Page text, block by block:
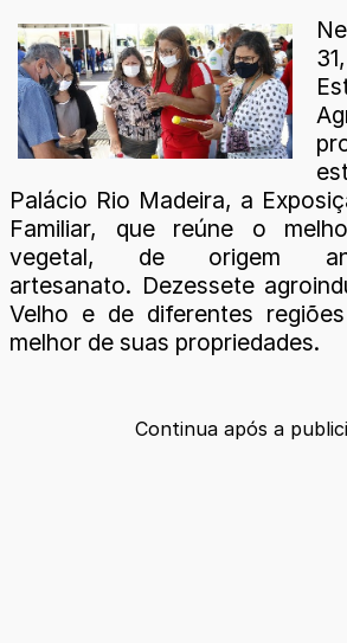
Palácio Rio Madeira, a
Familiar, que reúne o
vegetal, de origem
artesanato. Dezessete
Velho e de diferentes
melhor de suas propriedades.
Continua após a